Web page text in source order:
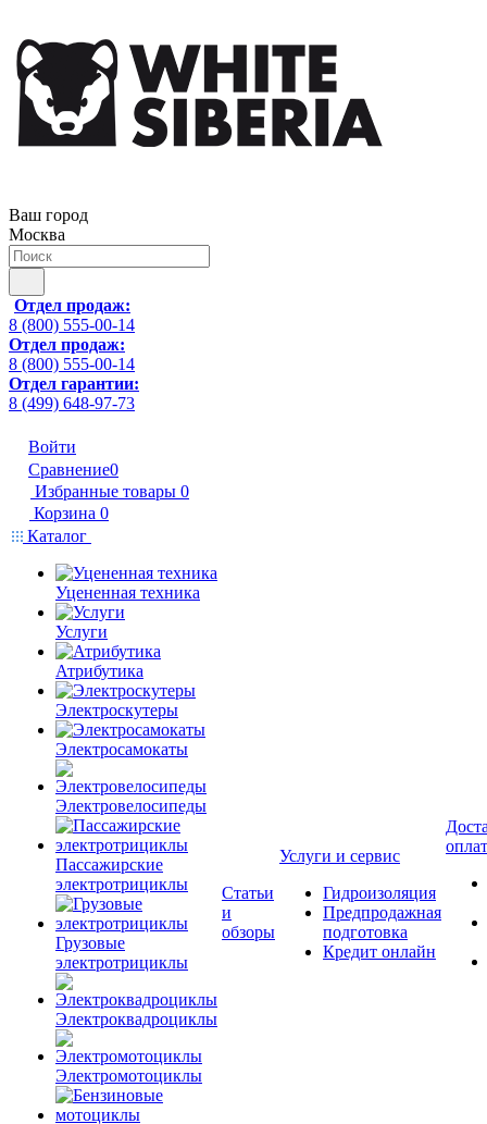
Ваш город
Москва
Отдел продаж:
8 (800) 555-00-14
Отдел продаж:
8 (800) 555-00-14
Отдел гарантии:
8 (499) 648-97-73
Войти
Сравнение0
Избранные товары 0
Корзина 0
Каталог
Уцененная техника
Услуги
Атрибутика
Электроскутеры
Электросамокаты
Электровелосипеды
Пассажирские
электротрициклы
Грузовые
электротрициклы
Электроквадроциклы
Электромотоциклы
Статьи
и
обзоры
Услуги и сервис
Гидроизоляция
Предпродажная
подготовка
Кредит онлайн